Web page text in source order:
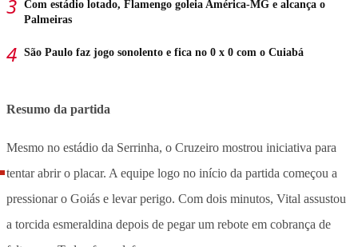
Com estádio lotado, Flamengo goleia América-MG e alcança o
Palmeiras
São Paulo faz jogo sonolento e fica no 0 x 0 com o Cuiabá
Resumo da partida
Mesmo no estádio da Serrinha, o Cruzeiro mostrou iniciativa para
tentar abrir o placar. A equipe logo no início da partida começou a
pressionar o Goiás e levar perigo. Com dois minutos, Vital assustou
a torcida esmeraldina depois de pegar um rebote em cobrança de